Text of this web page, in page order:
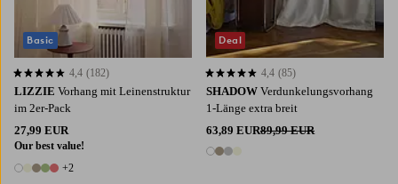
LIZZIE Vorhang mit Leinenstruktur
im 2er-Pack
27,99 EUR
Our best value!
7 Farben
+2
4,4 basierend auf 182 Bewertungen
4,4 (182)
Basic
SHADOW Verdunkelungsvorhang
1-Länge extra breit
63,89 EUR89,99 EUR
4 Farben
4,4 basierend auf 85 Bewertungen
4,4 (85)
Deal